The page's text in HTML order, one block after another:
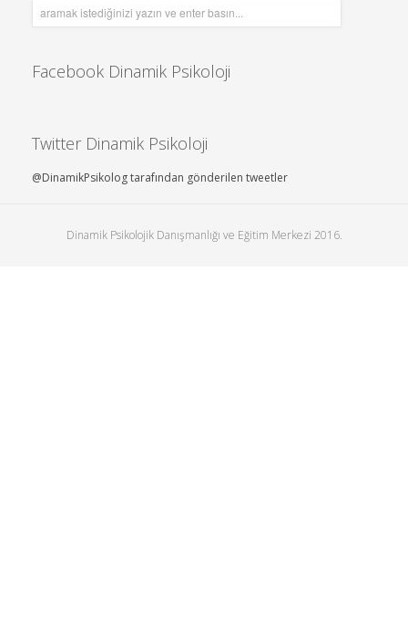
Facebook Dinamik Psikoloji
Twitter Dinamik Psikoloji
@DinamikPsikolog tarafından gönderilen tweetler
Dinamik Psikolojik Danışmanlığı ve Eğitim Merkezi 2016.